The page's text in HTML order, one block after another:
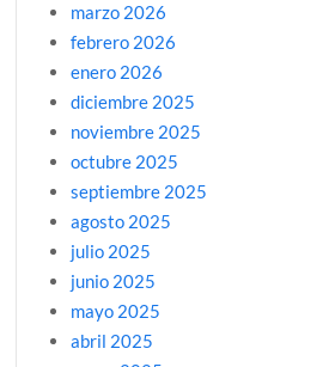
marzo 2026
febrero 2026
enero 2026
diciembre 2025
noviembre 2025
octubre 2025
septiembre 2025
agosto 2025
julio 2025
junio 2025
mayo 2025
abril 2025